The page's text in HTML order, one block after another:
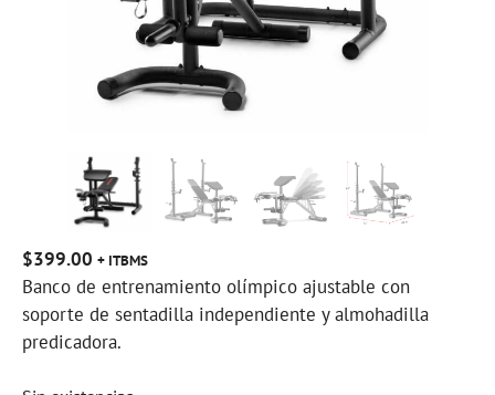
$399.00 + ITBMS
Banco de entrenamiento olímpico ajustable con
soporte de sentadilla independiente y almohadilla
predicadora.